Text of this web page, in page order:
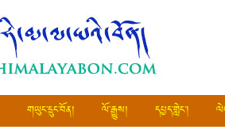
གཡུང་དྲུང་བོན། ལོ་རྒྱུས། དཔྱད་གླེང་།